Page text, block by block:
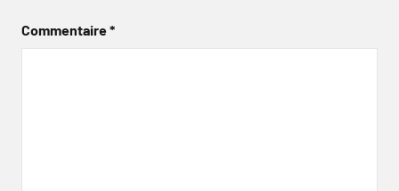
Commentaire*